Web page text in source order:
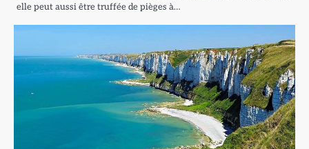
elle peut aussi être truffée de pièges à…